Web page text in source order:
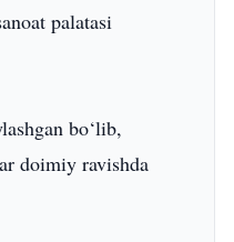
palatasi
bo‘lib,
doimiy ravishda